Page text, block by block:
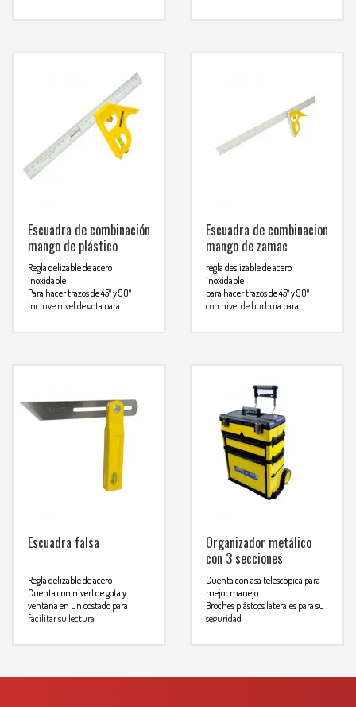
WHATSAPP 3134392699
Escuadra de combinación
mango de plástico
Regla delizable de acero
inoxidable
Para hacer trazos de 45º y 90º
incluye nivel de gota para
WHATSAPP3134392699
Escuadra de combinacion
mango de zamac
regla deslizable de acero
inoxidable
para hacer trazos de 45º y 90º
con nivel de burbuja para
WHATSAPP3134392699
Escuadra falsa
Regla delizable de acero
Cuenta con niverl de gota y
ventana en un costado para
facilitar su lectura
Organizador metálico
con 3 secciones
Cuenta con asa telescópica para
mejor manejo
Broches plástcos laterales para su
seguridad